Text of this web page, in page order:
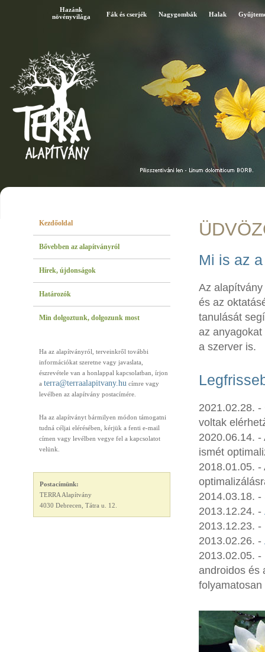
Hazánk
növényvilága
Fák és cserjék Nagygombák Halak
Kezdőoldal
Bővebben az alapítványról
Hírek, újdonságok
Határozók
Min dolgoztunk, dolgozunk most
Ha az alapítványról, terveinkről további
információkat szeretne vagy javaslata,
észrevétele van a honlappal kapcsolatban, írjon
a uh.ynavtipalaarret@arret címre vagy
levélben az alapítvány postacímére.
Ha az alapítványt bármilyen módon támogatni
tudná céljai elérésében, kérjük a fenti e-mail
címen vagy levélben vegye fel a kapcsolatot
velünk.
Postacímünk:
TERRA Alapítvány
4030 Debrecen, Tátra u. 12.
Mi is az
Az
és az
tanulását
az
a szerver is.
2021.02.28.
voltak
2020.06.14.
ismét
2018.01.05.
2014.03.18.
2013.12.24. -
2013.12.23. -
2013.02.26. -
2013.02.05. -
androidos és